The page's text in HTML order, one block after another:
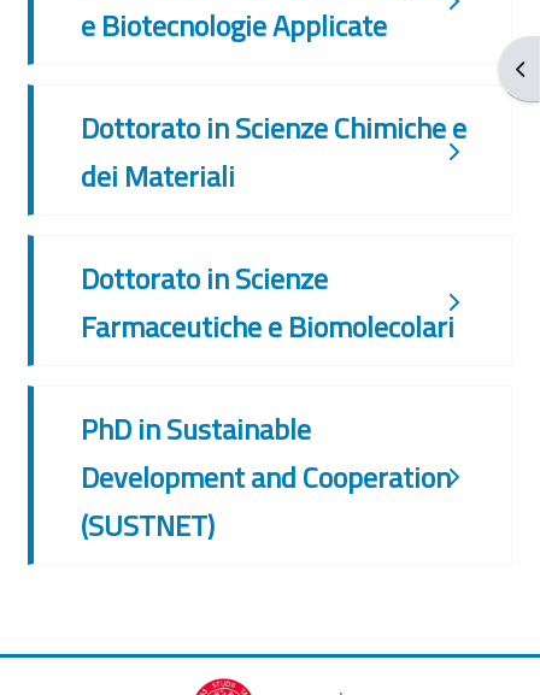
打
e Biotecnologie Applicate
Dottorato in Scienze Chimiche e
dei Materiali
Dottorato in Scienze
Farmaceutiche e Biomolecolari
PhD in Sustainable
Development and Cooperation
(SUSTNET)